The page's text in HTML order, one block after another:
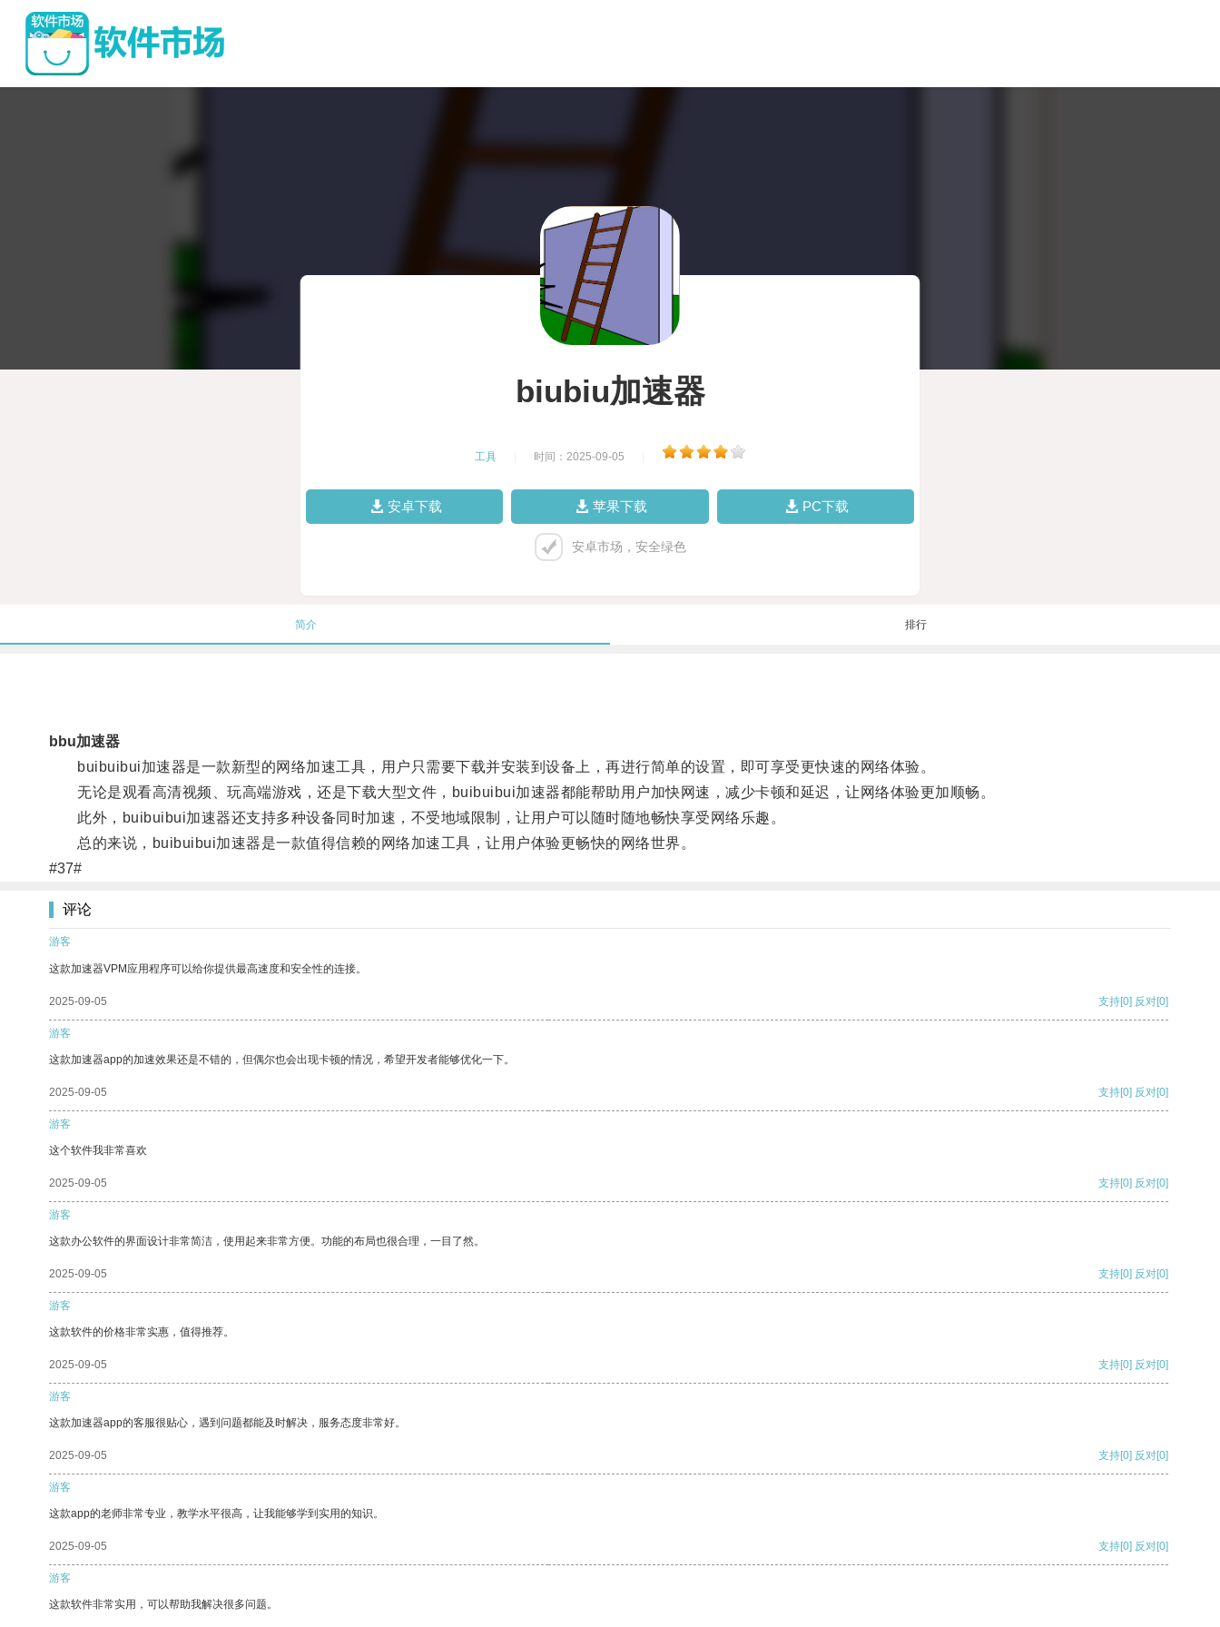
biubiu加速器
工具 时间：2025-09-05
安卓下载 苹果下载 PC下载
安卓市场，安全绿色
简介 排行
bbu加速器
buibuibui加速器是一款新型的网络加速工具，用户只需要下载并安装到设备上，再进行简单的设置，即可享受更快速的网络体验。
无论是观看高清视频、玩高端游戏，还是下载大型文件，buibuibui加速器都能帮助用户加快网速，减少卡顿和延迟，让网络体验更加顺畅。
此外，buibuibui加速器还支持多种设备同时加速，不受地域限制，让用户可以随时随地畅快享受网络乐趣。
总的来说，buibuibui加速器是一款值得信赖的网络加速工具，让用户体验更畅快的网络世界。
#37#
评论
游客
这款加速器VPM应用程序可以给你提供最高速度和安全性的连接。
2025-09-05 支持[0] 反对[0]
游客
这款加速器app的加速效果还是不错的，但偶尔也会出现卡顿的情况，希望开发者能够优化一下。
2025-09-05 支持[0] 反对[0]
游客
这个软件我非常喜欢
2025-09-05 支持[0] 反对[0]
游客
这款办公软件的界面设计非常简洁，使用起来非常方便。功能的布局也很合理，一目了然。
2025-09-05 支持[0] 反对[0]
游客
这款软件的价格非常实惠，值得推荐。
2025-09-05 支持[0] 反对[0]
游客
这款加速器app的客服很贴心，遇到问题都能及时解决，服务态度非常好。
2025-09-05 支持[0] 反对[0]
游客
这款app的老师非常专业，教学水平很高，让我能够学到实用的知识。
2025-09-05 支持[0] 反对[0]
游客
这款软件非常实用，可以帮助我解决很多问题。